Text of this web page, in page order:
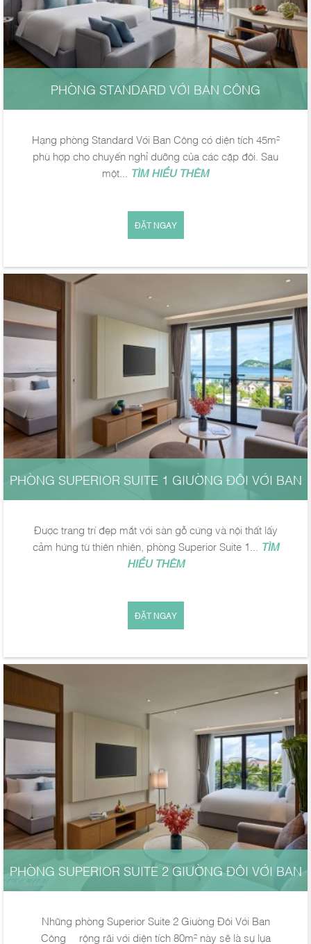
PHÒNG STANDARD VỚI BAN CÔNG
Hạng phòng Standard Với Ban Công có diện tích 45m²
phù hợp cho chuyến nghỉ dưỡng của các cặp đôi. Sau
một... TÌM HIỂU THÊM
ĐẶT NGAY
PHÒNG SUPERIOR SUITE 1 GIƯỜNG ĐÔI VỚI BAN
Được trang trí đẹp mắt với sàn gỗ cứng và nội thất lấy
cảm hứng từ thiên nhiên, phòng Superior Suite 1...
TÌM
HIỂU THÊM
ĐẶT NGAY
PHÒNG SUPERIOR SUITE 2 GIƯỜNG ĐÔI VỚI BAN
Những phòng Superior Suite 2 Giường Đôi Với Ban
Công rộng rãi với diện tích 80m² này sẽ là sự lựa